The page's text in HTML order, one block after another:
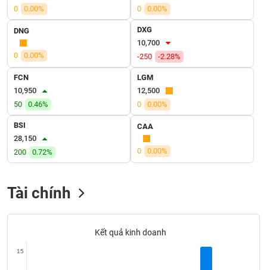
0
0.00%
0
0.00%
DNG
0 0.00%
DXG
10,700
-250
-2.28%
FCN
10,950
50
0.46%
LGM
12,500
0
0.00%
BSI
28,150
200
0.72%
CAA
0 0.00%
Tài chính
Kết quả kinh doanh
15
CÔNG
NGHỆ
THÔNG
TIN
DỊCH
VỤ
TRUYỀN
THÔNG